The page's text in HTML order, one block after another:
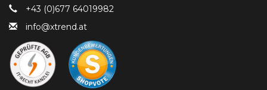
+43 (0)677 64019982
info@xtrend.at